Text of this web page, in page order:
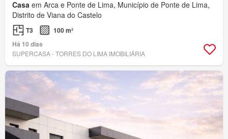
Casa em Arca e Ponte de Lima, Município de Ponte de Lima,
Distrito de Viana do Castelo
T3
100 m²
Há 10 dias
SUPERCASA - TORRES DO LIMA IMOBILIÁRIA